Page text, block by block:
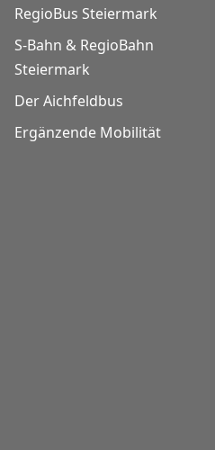
RegioBus Steiermark
S-Bahn & RegioBahn
Steiermark
Der Aichfeldbus
Ergänzende Mobilität